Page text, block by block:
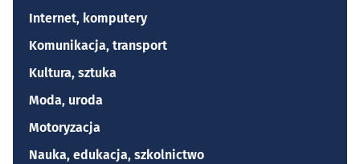
Internet, komputery
Komunikacja, transport
Kultura, sztuka
Moda, uroda
Motoryzacja
Nauka, edukacja, szkolnictwo